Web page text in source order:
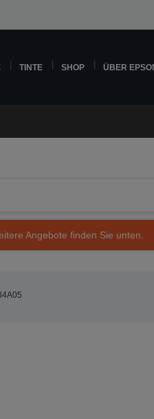
TINTE SHOP ÜBER
Angebote finden Sie unten.